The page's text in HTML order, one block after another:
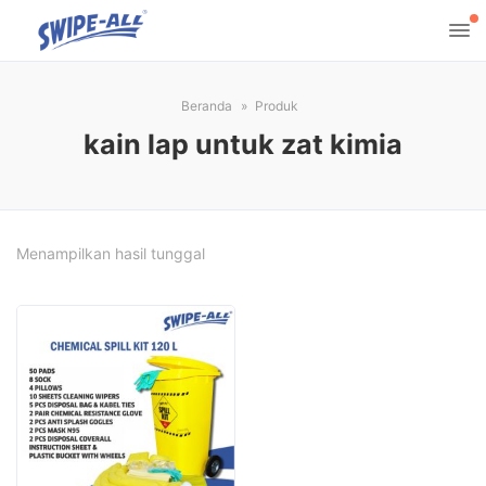
Beranda Produk
kain lap untuk zat kimia
Menampilkan hasil tunggal